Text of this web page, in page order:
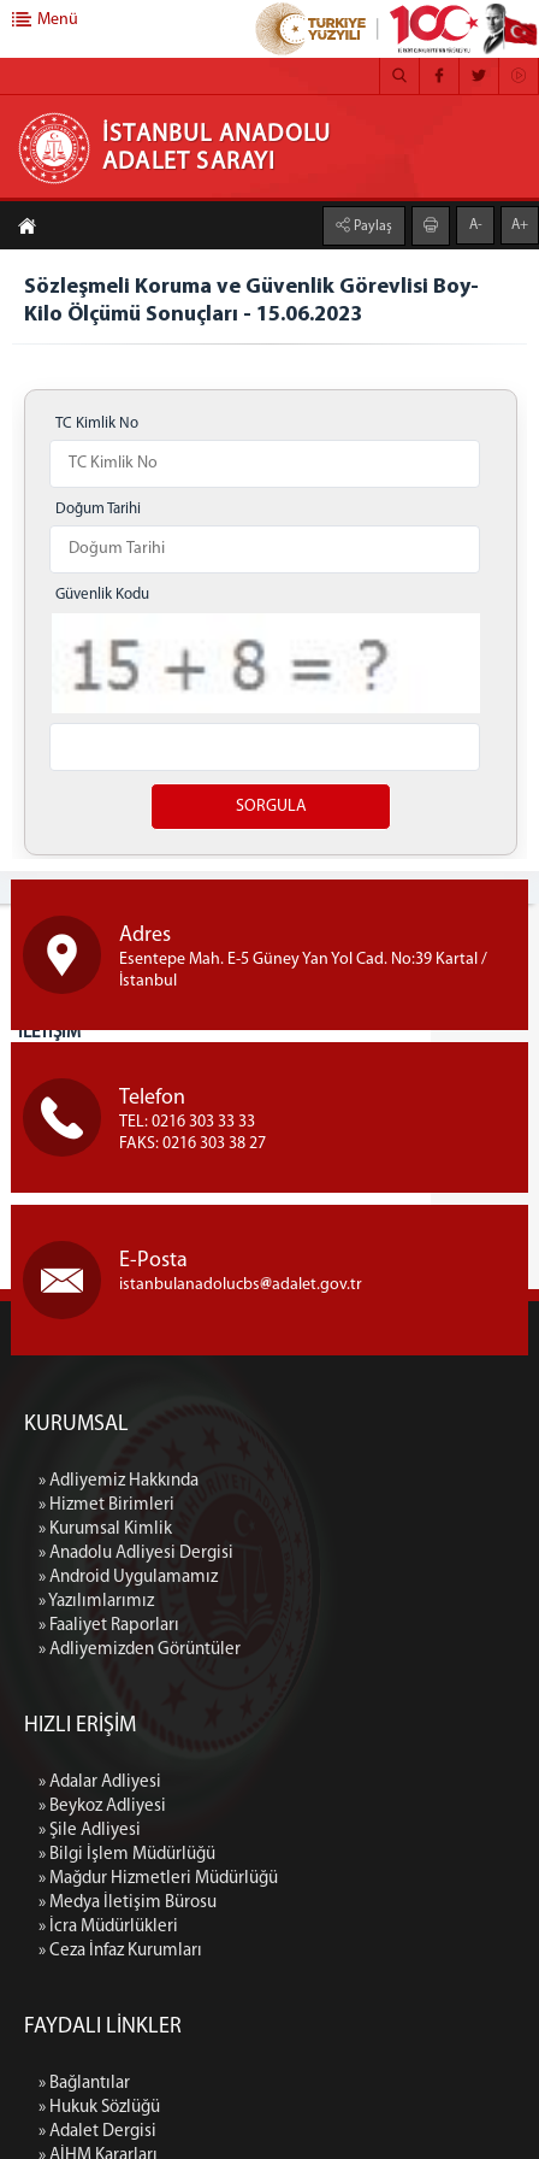
İSTANBUL ANADOLU ADALET SARAYI
ANA SAYFA
ADLİYEMİZ
Anadolu Adalet Sarayı
Yerleşim Planı
Bilgi İşlem Müdürlüğü
Mağdur Hizmetleri Müdürlüğü
Medya İletişim Bürosu
İcra Müdürlükleri
Hizmet Birimleri
Denetimli Serbestlik Müdürlüğü
Ön Bürolar
Faaliyet Raporları
Mevkute Beyannamesi
Tanıtım Videomuz
Adalar Adliyesi
Beykoz Adliyesi
Şile Adliyesi
İLETİŞİM
Telefon Rehberi
Kurumsal Kimlik
Menü
İSTANBUL ANADOLU
ADALET SARAYI
Paylaş A- A+
Sözleşmeli Koruma ve Güvenlik Görevlisi Boy-
Kilo Ölçümü Sonuçları - 15.06.2023
TC Kimlik No
Doğum Tarihi
Güvenlik Kodu
Yazdır
Adres
Esentepe Mah. E-5 Güney Yan Yol Cad. No:39 Kartal /
İstanbul
Telefon
TEL: 0216 303 33 33
FAKS: 0216 303 38 27
E-Posta
istanbulanadolucbs adalet.gov.tr
KURUMSAL
» Adliyemiz Hakkında
» Hizmet Birimleri
» Kurumsal Kimlik
» Anadolu Adliyesi Dergisi
» Android Uygulamamız
» Yazılımlarımız
» Faaliyet Raporları
» Adliyemizden Görüntüler
HIZLI ERİŞİM
» Adalar Adliyesi
» Beykoz Adliyesi
» Şile Adliyesi
» Bilgi İşlem Müdürlüğü
» Mağdur Hizmetleri Müdürlüğü
» Medya İletişim Bürosu
» İcra Müdürlükleri
» Ceza İnfaz Kurumları
FAYDALI LİNKLER
» Bağlantılar
» Hukuk Sözlüğü
» Adalet Dergisi